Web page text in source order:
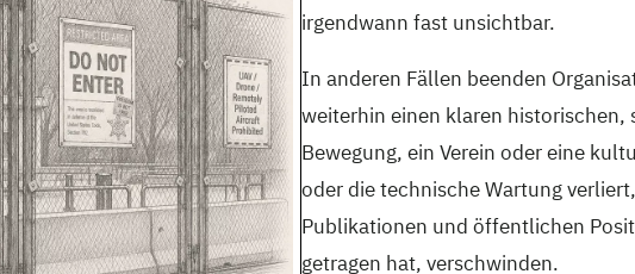
irgendwann fast unsichtbar.
In anderen Fällen beenden
weiterhin einen klaren historischen,
Bewegung, ein Verein oder eine
oder die technische Wartung
Publikationen und öffentlichen
getragen hat, verschwinden.